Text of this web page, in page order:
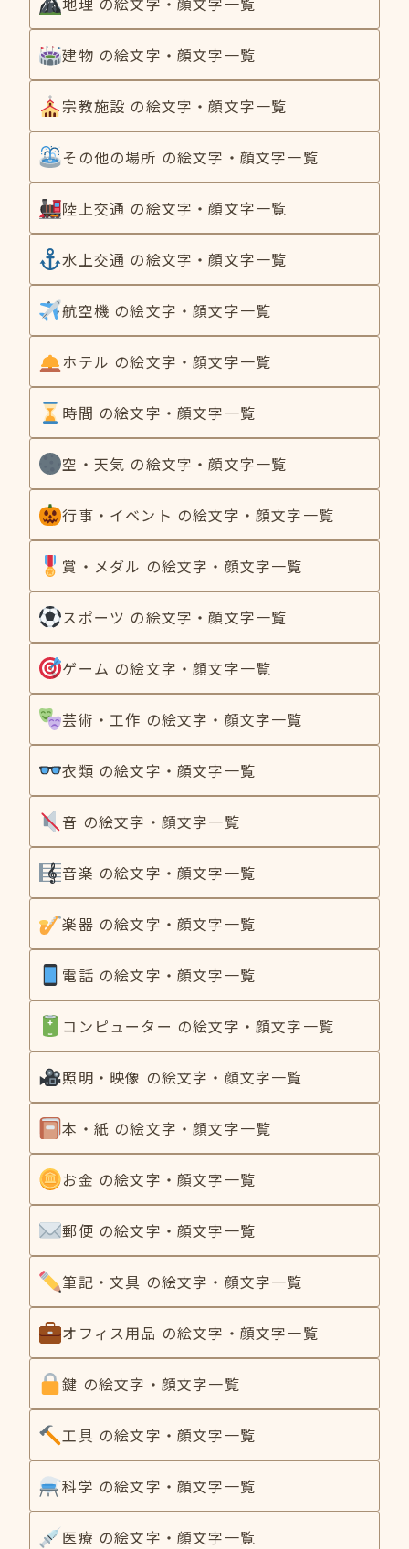
建物 の絵文字・顔文字一覧
宗教施設 の絵文字・顔文字一覧
その他の場所 の絵文字・顔文字一覧
陸上交通 の絵文字・顔文字一覧
水上交通 の絵文字・顔文字一覧
航空機 の絵文字・顔文字一覧
ホテル の絵文字・顔文字一覧
時間 の絵文字・顔文字一覧
空・天気 の絵文字・顔文字一覧
行事・イベント の絵文字・顔文字一覧
賞・メダル の絵文字・顔文字一覧
スポーツ の絵文字・顔文字一覧
ゲーム の絵文字・顔文字一覧
芸術・工作 の絵文字・顔文字一覧
衣類 の絵文字・顔文字一覧
音 の絵文字・顔文字一覧
音楽 の絵文字・顔文字一覧
楽器 の絵文字・顔文字一覧
電話 の絵文字・顔文字一覧
コンピューター の絵文字・顔文字一覧
照明・映像 の絵文字・顔文字一覧
本・紙 の絵文字・顔文字一覧
お金 の絵文字・顔文字一覧
郵便 の絵文字・顔文字一覧
筆記・文具 の絵文字・顔文字一覧
オフィス用品 の絵文字・顔文字一覧
鍵 の絵文字・顔文字一覧
工具 の絵文字・顔文字一覧
科学 の絵文字・顔文字一覧
医療 の絵文字・顔文字一覧